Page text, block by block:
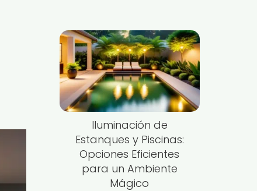
Iluminación de
Estanques y Piscinas:
Opciones Eficientes
para un Ambiente
Mágico